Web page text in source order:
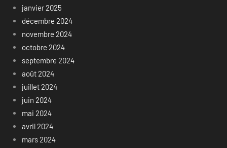
janvier 2025
décembre 2024
novembre 2024
octobre 2024
septembre 2024
août 2024
juillet 2024
juin 2024
mai 2024
avril 2024
mars 2024